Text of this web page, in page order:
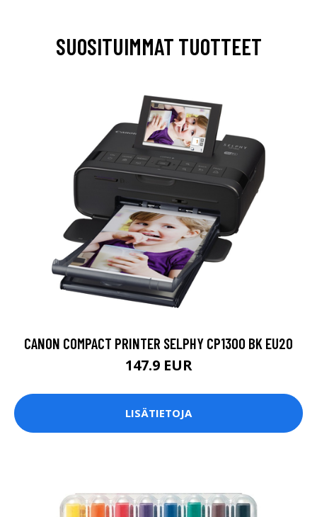
SUOSITUIMMAT TUOTTEET
CANON COMPACT PRINTER SELPHY CP1300 BK EU20
147.9 EUR
LISÄTIETOJA